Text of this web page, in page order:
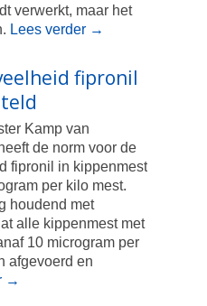
verwerkt, maar het
Lees verder →
fipronil
Kamp van
de norm voor de
fipronil in kippenmest
per kilo mest.
houdend met
alle kippenmest met
10 microgram per
afgevoerd en
→